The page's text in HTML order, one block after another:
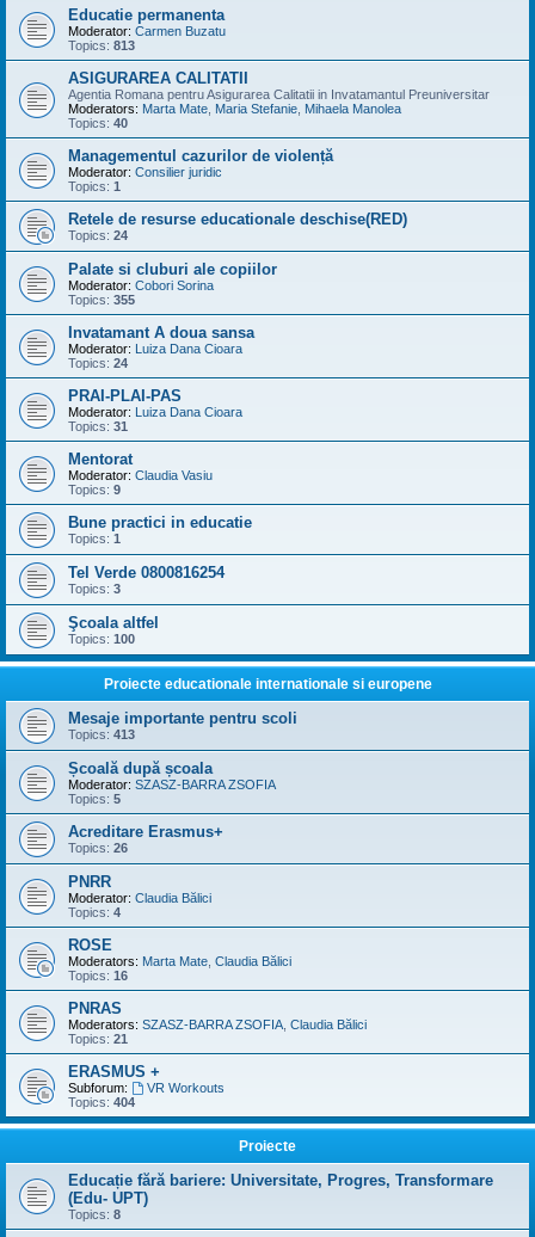
Educatie permanenta
Moderator: Carmen Buzatu
Topics: 813
ASIGURAREA CALITATII
Agentia Romana pentru Asigurarea Calitatii in Invatamantul Preuniversitar
Moderators: Marta Mate Maria Stefanie Mihaela Manolea
Topics: 40
Managementul cazurilor de violență
Moderator: Consilier juridic
Topics: 1
Retele de resurse educationale deschise(RED)
Topics: 24
Palate si cluburi ale copiilor
Moderator: Cobori Sorina
Topics: 355
Invatamant A doua sansa
Moderator: Luiza Dana Cioara
Topics: 24
PRAI-PLAI-PAS
Moderator: Luiza Dana Cioara
Topics: 31
Mentorat
Moderator: Claudia Vasiu
Topics: 9
Bune practici in educatie
Topics: 1
Tel Verde 0800816254
Topics: 3
Şcoala altfel
Topics: 100
Proiecte educationale internationale si europene
Mesaje importante pentru scoli
Topics: 413
Școală după școala
Moderator: SZASZ-BARRA ZSOFIA
Topics: 5
Acreditare Erasmus+
Topics: 26
PNRR
Moderator: Claudia Bălici
Topics: 4
ROSE
Moderators: Marta Mate Claudia Bălici
Topics: 16
PNRAS
Moderators: SZASZ-BARRA ZSOFIA Claudia Bălici
Topics: 21
ERASMUS +
Subforum:
VR Workouts
Topics: 404
Proiecte
Educație fără bariere: Universitate, Progres, Transformare
(Edu- UPT)
Topics: 8